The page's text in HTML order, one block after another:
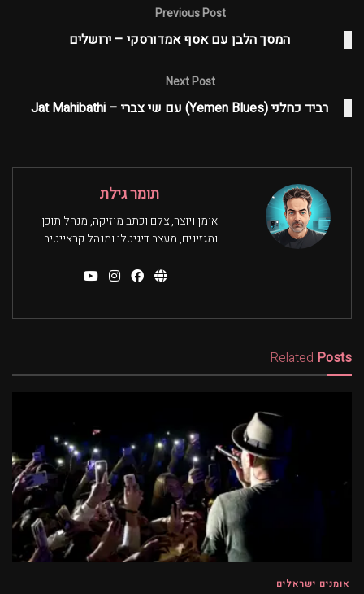
Previous Post
המסך הלבן עם אסף אמדורסקי – ירושלים
Next Post
רביד כחלני (Yemen Blues) עם שי צברי – Jat Mahibathi
תומר גילת
אומן ויוצר, צלם וכתב מוזיקה, מנהל תוכן
ומגזינים, מעצב דיגיטלי ומנהל קראייטיב.
Related Posts
אומנים ישראלים